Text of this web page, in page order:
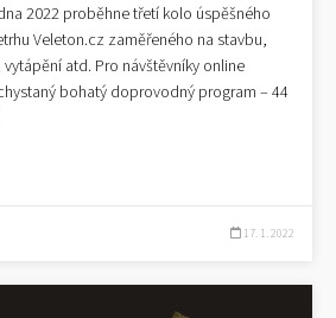
2022 proběhne třetí kolo úspěšného
Veleton.cz zaměřeného na stavbu,
atd. Pro návštěvníky online
bohatý doprovodný program – 44
17. 1. 2022